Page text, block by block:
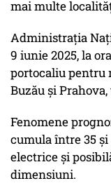
mai multe
Administrația
9 iunie 2025, la
portocaliu pentru
Buzău și Prahova,
Fenomene
cumula între 35
electrice și
dimensiuni.